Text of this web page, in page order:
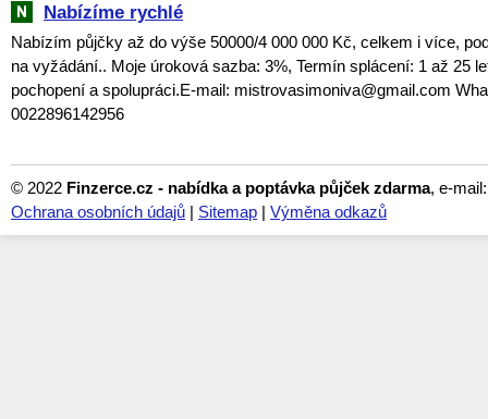
Nabízíme rychlé
Nabízím půjčky až do výše 50000/4 000 000 Kč, celkem i více,
na vyžádání.. Moje úroková sazba: 3%, Termín splácení: 1 až 25
pochopení a spolupráci.E-mail: mistrovasimoniva@gmail.com
0022896142956
© 2022 Finzerce.cz - nabídka a poptávka půjček zdarma, e-
Ochrana osobních údajů | Sitemap | Výměna odkazů